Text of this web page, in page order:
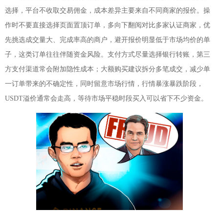
选择，平台不收取交易佣金，成本差异主要来自不同商家的报价。操
作时不要直接选择页面置顶订单，多向下翻阅对比多家认证商家，优
先挑选成交量大、完成率高的商户，避开报价明显低于市场均价的单
子，这类订单往往伴随资金风险。支付方式尽量选择银行转账，第三
方支付渠道常会附加隐性成本；大额购买建议拆分多笔成交，减少单
一订单带来的不确定性，同时留意市场行情，行情暴涨暴跌阶段，
USDT溢价通常会走高，等待市场平稳时段买入可以省下不少资金。